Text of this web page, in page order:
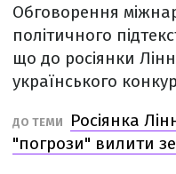
Обговорення
політичного
що до росіянки
українського
ДО ТЕМИ
Росіянка
"погрози" вилити